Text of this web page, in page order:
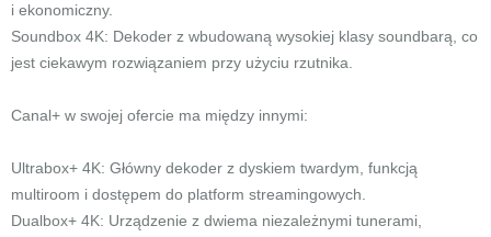
i ekonomiczny.
Soundbox 4K: Dekoder z wbudowaną wysokiej klasy soundbarą, co
jest ciekawym rozwiązaniem przy użyciu rzutnika.
Canal+ w swojej ofercie ma między innymi:
Ultrabox+ 4K: Główny dekoder z dyskiem twardym, funkcją
multiroom i dostępem do platform streamingowych.
Dualbox+ 4K: Urządzenie z dwiema niezależnymi tunerami,